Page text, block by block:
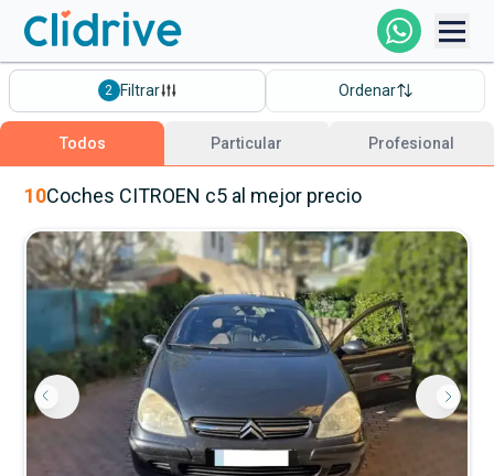
Comprar Coche
Todos Los Coches
Profesional
Particular
Financiación
Clidrive
2 Filtrar Ordenar
Todos Particular Profesional
10Coches CITROEN c5 al mejor precio